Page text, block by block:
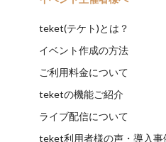
teket(テケト)とは？
イベント作成の方法
ご利用料金について
teketの機能ご紹介
ライブ配信について
teket利用者様の声・導入事